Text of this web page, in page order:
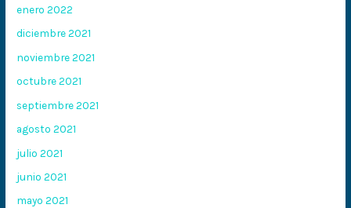
enero 2022
diciembre 2021
noviembre 2021
octubre 2021
septiembre 2021
agosto 2021
julio 2021
junio 2021
mayo 2021